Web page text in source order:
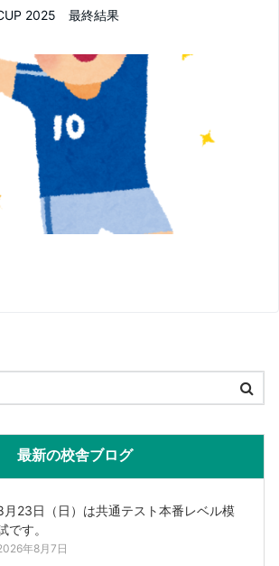
2025 最終結果
最新の校舎ブログ
月23日（日）は共通テスト本番レベル模
です。
年8月7日